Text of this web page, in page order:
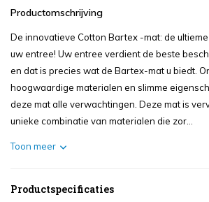
Productomschrijving
De innovatieve Cotton Bartex -mat: de
uw entree! Uw entree verdient de beste
en dat is precies wat de Bartex-mat u biedt.
hoogwaardige materialen en slimme
deze mat alle verwachtingen. Deze mat is
unieke combinatie van materialen die zor...
Toon meer
Productspecificaties